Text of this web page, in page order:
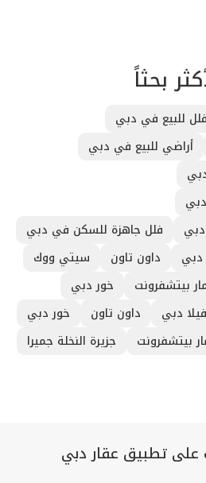
بحثاً
فلل للبيع في دبي
أراضي للبيع في دبي
فلل جاهزة للسكن في دبي
دبي
داون تاون
سيتي ووك
بيتشفرونت
خور دبي
دبي داون تاون
خور دبي
بيتشفرونت
جزيرة النخلة جميرا
على تطبيق عقار دبي